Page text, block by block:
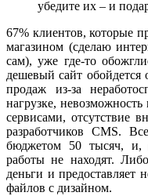
убедите их – и
67% клиентов, которые
магазином (сделаю
сам), уже где-то
дешевый сайт обойдется
продаж из-за
нагрузке,
сервисами, отсутствие
разработчиков CMS.
бюджетом 50 тысяч, и,
работы не находят.
деньги и предоставляет
файлов с дизайном.